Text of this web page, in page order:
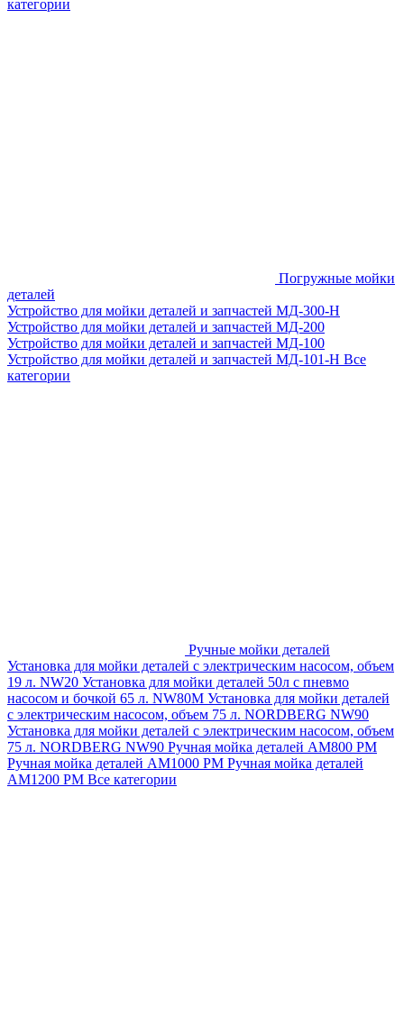
категории
Погружные мойки
деталей
Устройство для мойки деталей и запчастей МД-300-H
Устройство для мойки деталей и запчастей МД-200
Устройство для мойки деталей и запчастей МД-100
Устройство для мойки деталей и запчастей МД-101-Н Все
категории
Ручные мойки деталей
Установка для мойки деталей с электрическим насосом, объем
19 л. NW20 Установка для мойки деталей 50л с пневмо
насосом и бочкой 65 л. NW80M Установка для мойки деталей
с электрическим насосом, объем 75 л. NORDBERG NW90
Установка для мойки деталей с электрическим насосом, объем
75 л. NORDBERG NW90 Ручная мойка деталей АМ800 РМ
Ручная мойка деталей АМ1000 РМ Ручная мойка деталей
АМ1200 РМ Все категории